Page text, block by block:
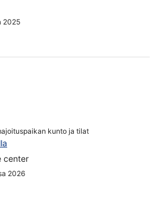
2025
kunto ja tilat
center
2026